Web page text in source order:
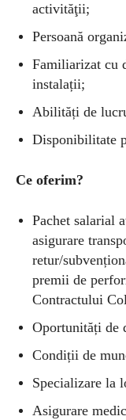
activităţii;
Persoană
Familiarizat cu
instalații;
Abilități de
Disponibilitate
Ce oferim?
Pachet salarial
asigurare
retur/
premii de
Contractului
Oportunități de
Condiții de
Specializare la
Asigurare